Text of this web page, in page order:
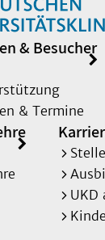
& Besucher
& Termine
UKD